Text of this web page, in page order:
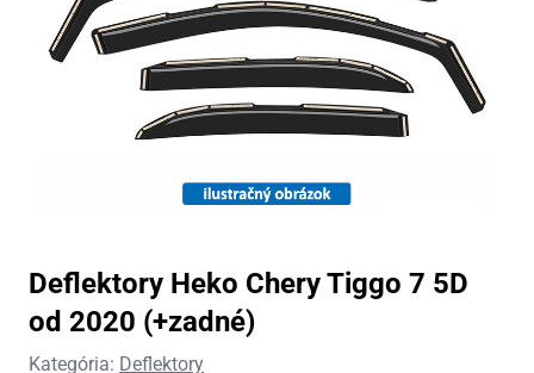
Deflektory Heko Chery Tiggo 7 5D
od 2020 (+zadné)
Kategória: Deflektory